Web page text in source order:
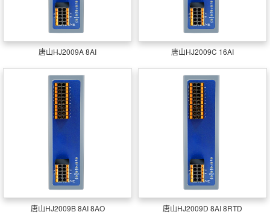
唐山HJ2009A 8AI 唐山HJ2009C 16AI
唐山HJ2009B 8AI 8AO 唐山HJ2009D 8AI 8RTD